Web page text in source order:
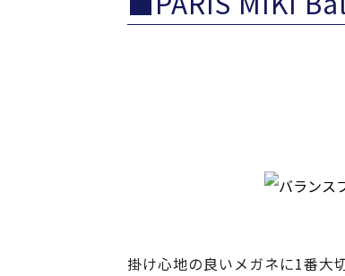
掛け心地の良いメガネに1番大